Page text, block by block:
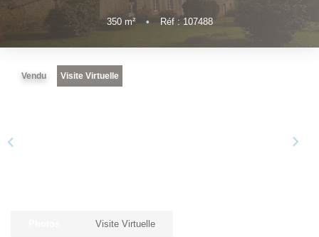
ESTIMER
L'expertise
350m² • Réf : 107488
Vendu Visite Virtuelle
Visite Virtuelle